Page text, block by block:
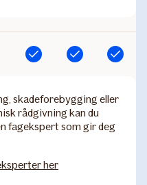
Inkludert Inkludert Inkludert
skadeforebygging eller
rådgivning kan du
fagekspert som gir deg
her